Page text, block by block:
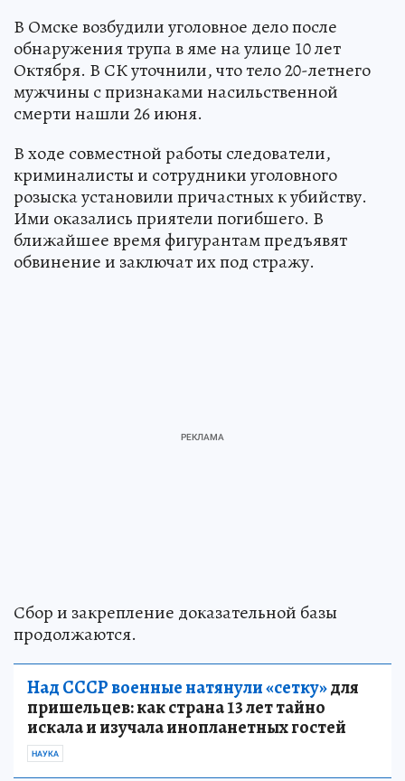
В Омске возбудили уголовное дело после
обнаружения трупа в яме на улице 10 лет
Октября. В СК уточнили, что тело 20-летнего
мужчины с признаками насильственной
смерти нашли 26 июня.
В ходе совместной работы следователи,
криминалисты и сотрудники уголовного
розыска установили причастных к убийству.
Ими оказались приятели погибшего. В
ближайшее время фигурантам предъявят
обвинение и заключат их под стражу.
Сбор и закрепление доказательной базы
продолжаются.
Над СССР военные натянули «сетку»для
пришельцев: как страна 13 лет тайно
искала и изучала инопланетных гостей
НАУКА